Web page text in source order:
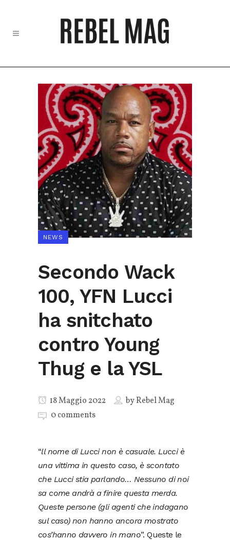
NEWS
Secondo Wack
100, YFN Lucci
ha snitchato
contro Young
Thug e la YSL
18 Maggio 2022 byRebel Mag
0 comments
“ll nome di Lucci non è casuale. Lucci è
una vittima in questo caso, è scontato
che Lucci stia parlando… Nessuno di noi
sa come andrà a finire questa merda.
Queste persone (gli agenti che indagano
sul caso) non hanno ancora mostrato
cos’hanno davvero in mano”. Queste le